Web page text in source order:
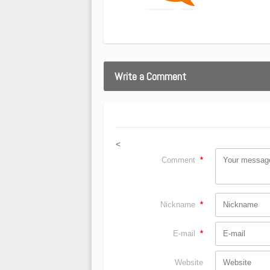
Write a Comment
<
Comment *
Nickname *
E-mail *
Website